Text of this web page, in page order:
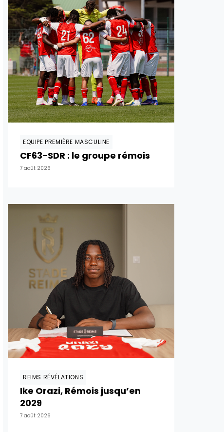
EQUIPE PREMIÈRE MASCULINE
CF63-SDR : le groupe rémois
7 août 2026
REIMS RÉVÉLATIONS
Ike Orazi, Rémois jusqu’en
2029
7 août 2026